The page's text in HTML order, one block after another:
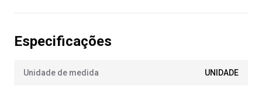
Especificações
Unidade de medida UNIDADE